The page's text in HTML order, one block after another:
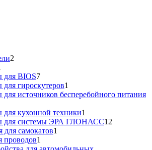
2
товар
для BIOS77
товаров
гироскутеров1
товар
источников бесперебойного питания
для кухонной техники1
товар
для системы ЭРА ГЛОНАСС12
для самокатов1
проводов1